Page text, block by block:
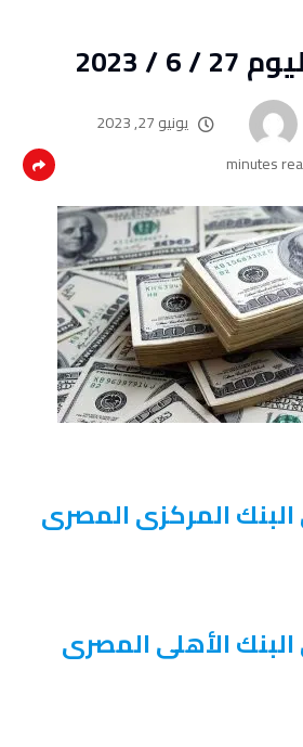
/ 2023
يونيو 27, 2023
البنك المركزى المصرى
الأهلى المصرى